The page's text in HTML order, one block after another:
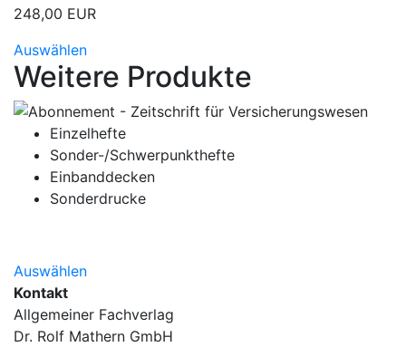
248,00 EUR
Auswählen
Weitere Produkte
Einzelhefte
Sonder-/Schwerpunkthefte
Einbanddecken
Sonderdrucke
Auswählen
Kontakt
Allgemeiner Fachverlag
Dr. Rolf Mathern GmbH